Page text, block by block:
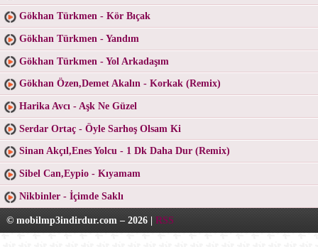
Gökhan Türkmen - Kör Bıçak
Gökhan Türkmen - Yandım
Gökhan Türkmen - Yol Arkadaşım
Gökhan Özen,Demet Akalın - Korkak (Remix)
Harika Avcı - Aşk Ne Güzel
Serdar Ortaç - Öyle Sarhoş Olsam Ki
Sinan Akçıl,Enes Yolcu - 1 Dk Daha Dur (Remix)
Sibel Can,Eypio - Kıyamam
Nikbinler - İçimde Saklı
© mobilmp3indirdur.com – 2026 | RSS